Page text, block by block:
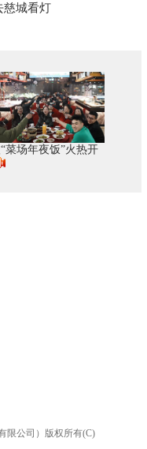
慈城看灯
菜场年夜饭”火热开
限公司）版权所有(C)